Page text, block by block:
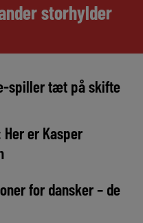
storhylder
spiller tæt på skifte
er Kasper
for dansker – de